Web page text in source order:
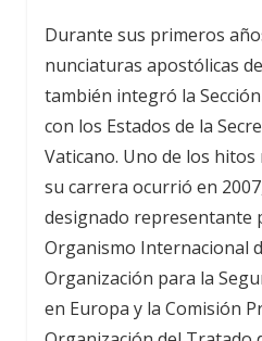
Durante sus primeros
nunciaturas apostólicas
también integró la
con los Estados de la
Vaticano. Uno de los
su carrera ocurrió en
designado representante
Organismo Internacional
Organización para la
en Europa y la Comisión